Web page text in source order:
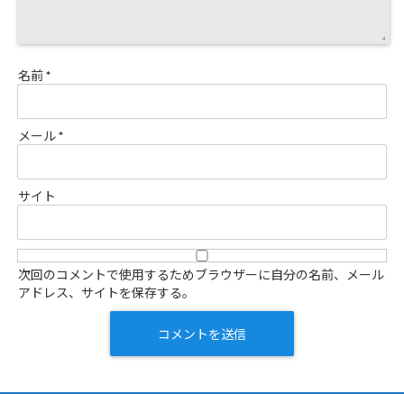
名前*
メール*
サイト
次回のコメントで使用するためブラウザーに自分の名前、メール
アドレス、サイトを保存する。